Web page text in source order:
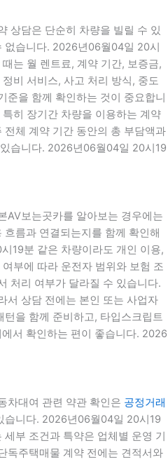
상담은 단순히 차량을 빌릴 수 있
없습니다. 2026년06월04일 20시
는 월 렌트료, 계약 기간, 보증금,
비 서비스, 사고 처리 방식, 중도
준을 함께 확인하는 것이 중요합니
히 장기간 차량을 이용하는 계약
체 계약 기간 동안의 총 부담액과
습니다. 2026년06월04일 20시19
보는곳카를 알아보는 경우에는
름과 연결되는지를 함께 확인해
19분 같은 차량이라도 개인 이용,
부에 따라 운전자 범위와 보험 조
처리 여부가 달라질 수 있습니다.
서 상담 전에는 본인 또는 사업자
을 함께 준비하고, 타입스크립트
서 확인하는 편이 좋습니다. 2026
차대여 관련 약관 확인은 공정거래
습니다. 2026년06월04일 20시19
부 조건과 특약은 업체별 운영 기
독주택매물 계약 전에는 견적서와